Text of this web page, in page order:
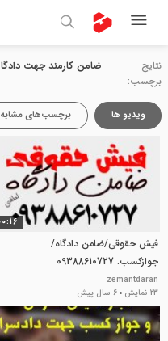
نتایج
برچسب:
ضامن کارمند جهت
ویدیو ها برچسب‌های مشابه
فیش حقوقی/ضامن دادگاه/
جوازکسب. 09388610727
zemantdaran
23 نمایش
6 سال پیش